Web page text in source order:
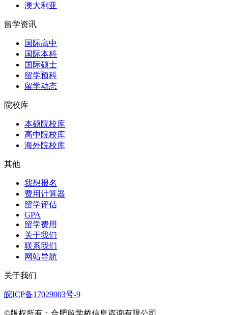
澳大利亚
留学资讯
国际高中
国际本科
国际硕士
留学预科
留学动态
院校库
本硕院校库
高中院校库
海外院校库
其他
我想报名
费用计算器
留学评估
GPA
留学费用
关于我们
联系我们
网站导航
关于我们
皖ICP备17029003号-9
©版权所有：合肥留学桥信息咨询有限公司